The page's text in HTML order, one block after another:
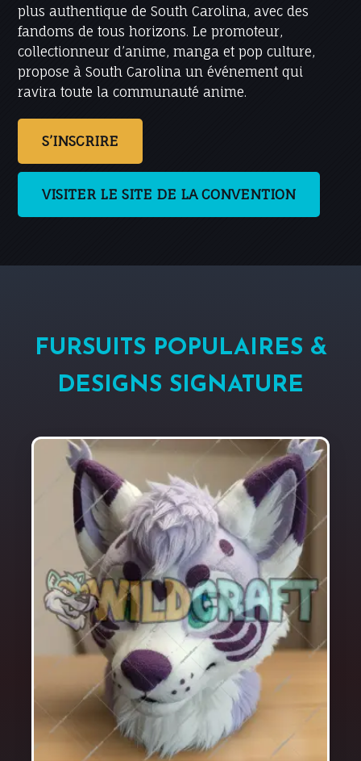
plus authentique de South Carolina, avec des
fandoms de tous horizons. Le promoteur,
collectionneur d’anime, manga et pop culture,
propose à South Carolina un événement qui
ravira toute la communauté anime.
S’INSCRIRE
VISITER LE SITE DE LA CONVENTION
FURSUITS POPULAIRES &
DESIGNS SIGNATURE